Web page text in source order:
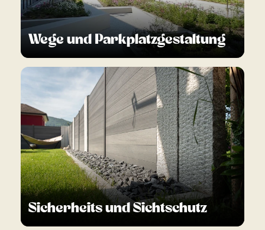
Wege und Parkplatzgestaltung
Sicherheits und Sichtschutz